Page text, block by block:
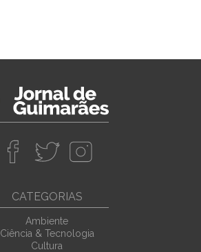
CATEGORIAS
Ambiente
Ciência & Tecnologia
Cultura